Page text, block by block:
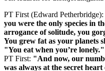
PT First (Edward Petherbridge):
you were the only species in
arrogance of solitude, you
You grew fat as your planets
"You eat when you’re lonely."
PT First: "And now, our
was always at the secret